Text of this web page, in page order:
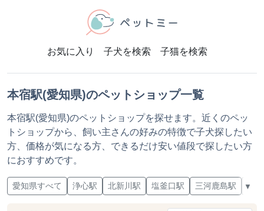
お気に入り 子犬を検索 子猫を検索
本宿駅(愛知県)のペットショップ一覧
本宿駅(愛知県)のペットショップを探せます。近くのペッ
トショップから、飼い主さんの好みの特徴で子犬探したい
方、価格が気になる方、できるだけ安い値段で探したい方
におすすめです。
愛知県すべて 浄心駅 北新川駅 塩釜口駅 三河鹿島駅 上
▼